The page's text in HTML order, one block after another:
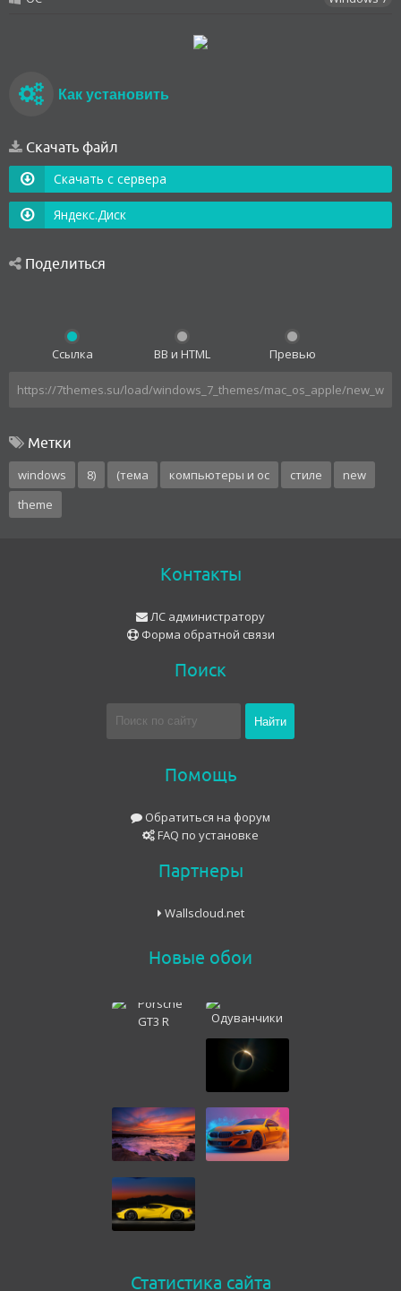
Как установить
Скачать файл
Скачать с сервера
Яндекс.Диск
Поделиться
Ссылка BB и HTML Превью
Метки
windows 8) (тема компьютеры и ос стиле
new
theme
Контакты
ЛС администратору
Форма обратной связи
Поиск
Помощь
Обратиться на форум
FAQ по установке
Партнеры
Wallscloud.net
Новые обои
Статистика сайта